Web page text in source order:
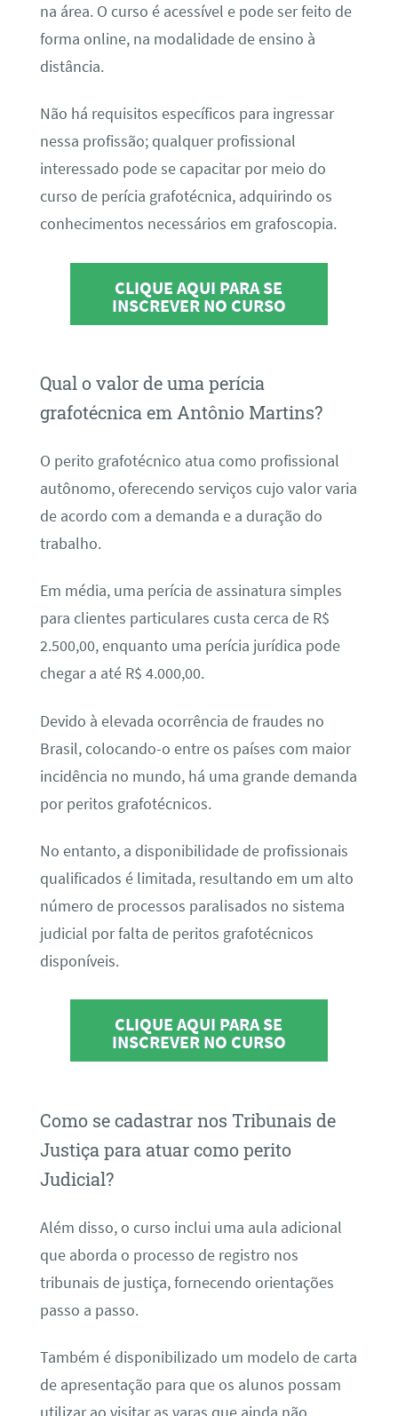
na área. O curso é acessível e pode ser feito de
forma online, na modalidade de ensino à
distância.
Não há requisitos específicos para ingressar
nessa profissão; qualquer profissional
interessado pode se capacitar por meio do
curso de perícia grafotécnica, adquirindo os
conhecimentos necessários em grafoscopia.
CLIQUE AQUI PARA SE
INSCREVER NO CURSO
Qual o valor de uma perícia
grafotécnica em Antônio Martins?
O perito grafotécnico atua como profissional
autônomo, oferecendo serviços cujo valor varia
de acordo com a demanda e a duração do
trabalho.
Em média, uma perícia de assinatura simples
para clientes particulares custa cerca de R$
2.500,00, enquanto uma perícia jurídica pode
chegar a até R$ 4.000,00.
Devido à elevada ocorrência de fraudes no
Brasil, colocando-o entre os países com maior
incidência no mundo, há uma grande demanda
por peritos grafotécnicos.
No entanto, a disponibilidade de profissionais
qualificados é limitada, resultando em um alto
número de processos paralisados no sistema
judicial por falta de peritos grafotécnicos
disponíveis.
CLIQUE AQUI PARA SE
INSCREVER NO CURSO
Como se cadastrar nos Tribunais de
Justiça para atuar como perito
Judicial?
Além disso, o curso inclui uma aula adicional
que aborda o processo de registro nos
tribunais de justiça, fornecendo orientações
passo a passo.
Também é disponibilizado um modelo de carta
de apresentação para que os alunos possam